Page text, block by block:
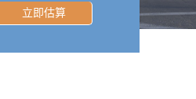
立即估算